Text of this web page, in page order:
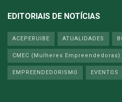
EDITORIAIS DE NOTÍCIAS
ACEPERUIBE ATUALIDADES
CMEC (Mulheres Empreendedoras)
EMPREENDEDORISMO EVENTOS